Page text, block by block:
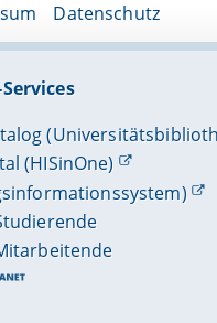
Datenschutz
(HISinOne)